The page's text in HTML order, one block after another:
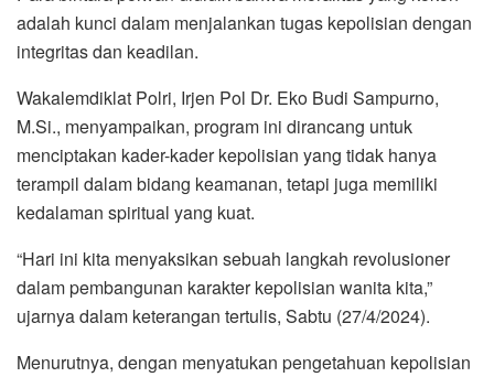
adalah kunci dalam menjalankan tugas kepolisian dengan
integritas dan keadilan.
Wakalemdiklat Polri, Irjen Pol Dr. Eko Budi Sampurno,
M.Si., menyampaikan, program ini dirancang untuk
menciptakan kader-kader kepolisian yang tidak hanya
terampil dalam bidang keamanan, tetapi juga memiliki
kedalaman spiritual yang kuat.
“Hari ini kita menyaksikan sebuah langkah revolusioner
dalam pembangunan karakter kepolisian wanita kita,”
ujarnya dalam keterangan tertulis, Sabtu (27/4/2024).
Menurutnya, dengan menyatukan pengetahuan kepolisian